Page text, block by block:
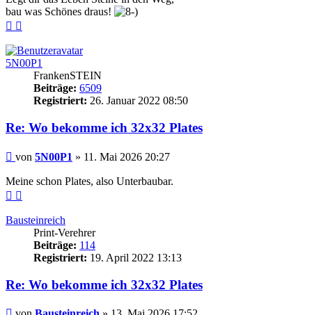
bau was Schönes draus!
Nach
(Seite)
(Beitrag)
5N00P1
FrankenSTEIN
Beiträge: 6509
Registriert: 26. Januar 2022 08:50
Re: Wo bekomme ich 32x32 Plates
Beitrag
von 5N00P1 » 11. Mai 2026 20:27
Meine schon Plates, also Unterbaubar.
Nach
(Seite)
(Beitrag)
Bausteinreich
Print-Verehrer
Beiträge: 114
Registriert: 19. April 2022 13:13
Re: Wo bekomme ich 32x32 Plates
Beitrag